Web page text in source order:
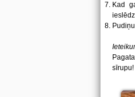
Kad
sīrupu!